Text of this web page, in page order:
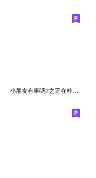
小朋友有事嗎?之正在幹什哞～